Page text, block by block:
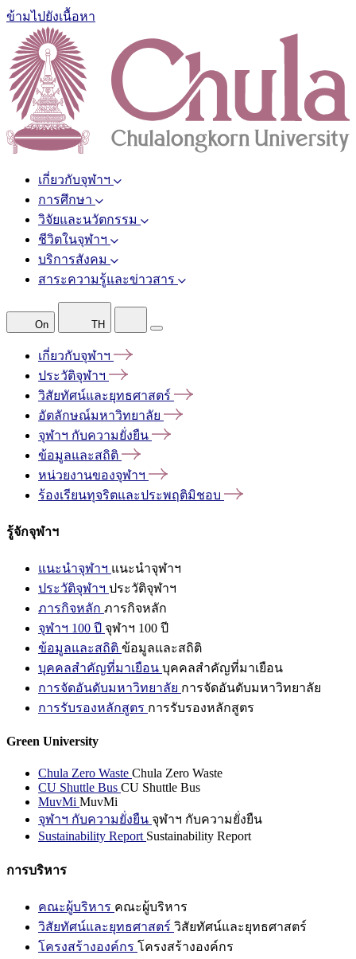
ข้ามไปยังเนื้อหา
เกี่ยวกับจุฬาฯ
การศึกษา
วิจัยและนวัตกรรม
ชีวิตในจุฬาฯ
บริการสังคม
สาระความรู้และข่าวสาร
On TH
เกี่ยวกับจุฬาฯ
ประวัติจุฬาฯ
วิสัยทัศน์และยุทธศาสตร์
อัตลักษณ์มหาวิทยาลัย
จุฬาฯ กับความยั่งยืน
ข้อมูลและสถิติ
หน่วยงานของจุฬาฯ
ร้องเรียนทุจริตและประพฤติมิชอบ
รู้จักจุฬาฯ
แนะนำจุฬาฯ แนะนำจุฬาฯ
ประวัติจุฬาฯ ประวัติจุฬาฯ
ภารกิจหลัก ภารกิจหลัก
จุฬาฯ 100 ปี จุฬาฯ 100 ปี
ข้อมูลและสถิติ ข้อมูลและสถิติ
บุคคลสำคัญที่มาเยือน บุคคลสำคัญที่มาเยือน
การจัดอันดับมหาวิทยาลัย การจัดอันดับมหาวิทยาลัย
การรับรองหลักสูตร การรับรองหลักสูตร
Green University
Chula Zero Waste Chula Zero Waste
CU Shuttle Bus CU Shuttle Bus
MuvMi MuvMi
จุฬาฯ กับความยั่งยืน จุฬาฯ กับความยั่งยืน
Sustainability Report Sustainability Report
การบริหาร
คณะผู้บริหาร คณะผู้บริหาร
วิสัยทัศน์และยุทธศาสตร์ วิสัยทัศน์และยุทธศาสตร์
โครงสร้างองค์กร โครงสร้างองค์กร